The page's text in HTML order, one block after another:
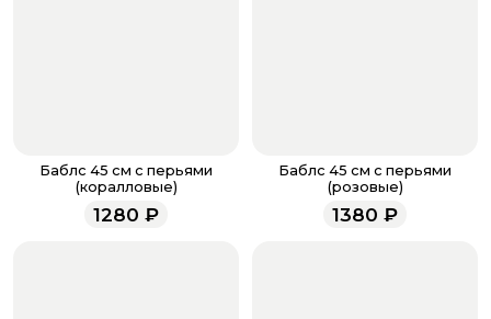
звоните по номеру телефона
8 (927) 936-71-86
напишите WhatsApp
+7 937 333-66-53. Наши
менеджеры работают ежедневно с 9.00 до 23.00 и
всегда рады проконсультировать вас.
Баблс 45 см с перьями
(коралловые)
1280 ₽
Баблс 45 см с перьями
(розовые)
1380 ₽